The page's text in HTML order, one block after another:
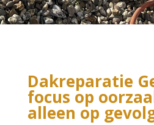
Dakreparatie
focus op
alleen op